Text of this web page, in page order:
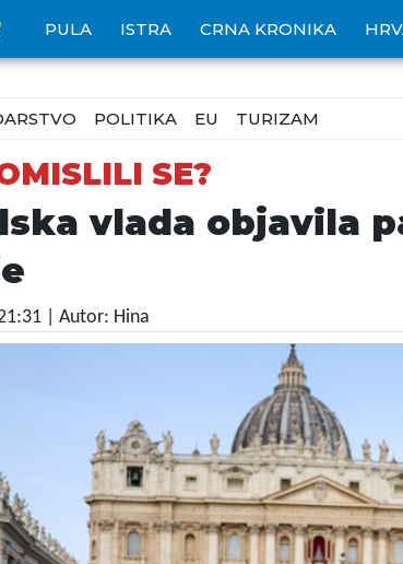
PULA ISTRA CRNA KRONIKA
POLITIKA EU TURIZAM
SE?
vlada objavila
| Autor: Hina